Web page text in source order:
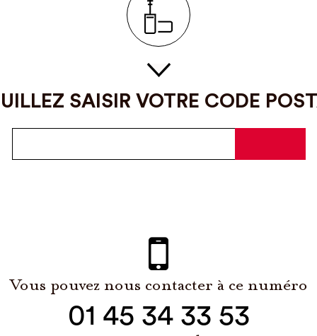
SAISIR VOTRE CODE
Vous pouvez nous contacter à ce numéro
01 45 34 33 53